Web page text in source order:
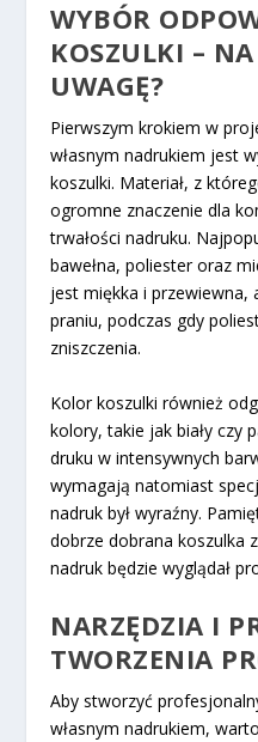
WYBÓR
KOSZULKI –
UWAGĘ?
Pierwszym krokiem w
własnym nadrukiem jest
koszulki. Materiał, z
ogromne znaczenie dla
trwałości nadruku.
bawełna, poliester oraz
jest miękka i przewiewna,
praniu, podczas gdy
zniszczenia.
Kolor koszulki również
kolory, takie jak biały czy
druku w intensywnych
wymagają natomiast
nadruk był wyraźny.
dobrze dobrana koszulka
nadruk będzie wyglądał
NARZĘDZIA I
TWORZENIA
Aby stworzyć
własnym nadrukiem,